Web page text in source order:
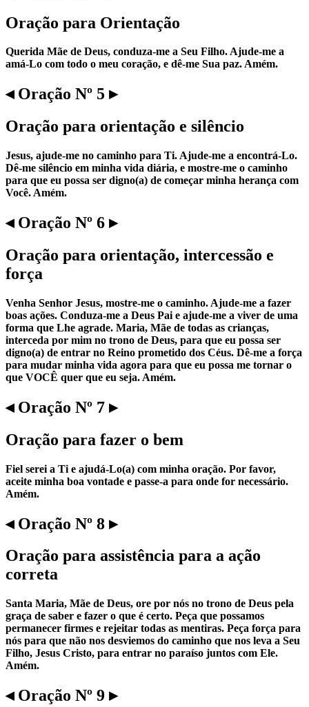
Oração para Orientação
Querida Mãe de Deus, conduza-me a Seu Filho. Ajude-me a
amá-Lo com todo o meu coração, e dê-me Sua paz. Amém.
◂ Oração Nº 5 ▸
Oração para orientação e silêncio
Jesus, ajude-me no caminho para Ti. Ajude-me a encontrá-Lo.
Dê-me silêncio em minha vida diária, e mostre-me o caminho
para que eu possa ser digno(a) de começar minha herança com
Você. Amém.
◂ Oração Nº 6 ▸
Oração para orientação, intercessão e
força
Venha Senhor Jesus, mostre-me o caminho. Ajude-me a fazer
boas ações. Conduza-me a Deus Pai e ajude-me a viver de uma
forma que Lhe agrade. Maria, Mãe de todas as crianças,
interceda por mim no trono de Deus, para que eu possa ser
digno(a) de entrar no Reino prometido dos Céus. Dê-me a força
para mudar minha vida agora para que eu possa me tornar o
que VOCÊ quer que eu seja. Amém.
◂ Oração Nº 7 ▸
Oração para fazer o bem
Fiel serei a Ti e ajudá-Lo(a) com minha oração. Por favor,
aceite minha boa vontade e passe-a para onde for necessário.
Amém.
◂ Oração Nº 8 ▸
Oração para assistência para a ação
correta
Santa Maria, Mãe de Deus, ore por nós no trono de Deus pela
graça de saber e fazer o que é certo. Peça que possamos
permanecer firmes e rejeitar todas as mentiras. Peça força para
nós para que não nos desviemos do caminho que nos leva a Seu
Filho, Jesus Cristo, para entrar no paraíso juntos com Ele.
Amém.
◂ Oração Nº 9 ▸